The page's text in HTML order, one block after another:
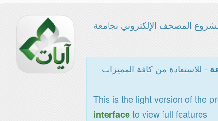
المصحف الإلكتروني بجامعة
- للاستفادة من كافة المميزات
This is the light version of the
interfaceto view full features